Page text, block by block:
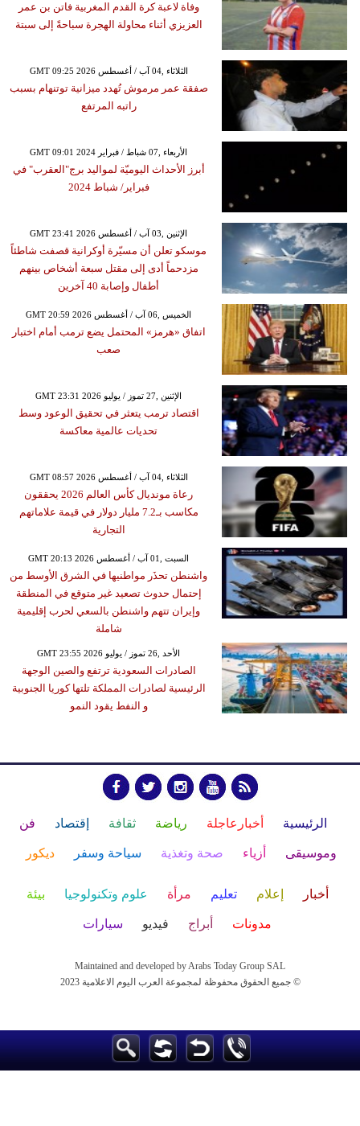
وفاة لاعبة كرة القدم المغربية فاتن بن عمر
العزيزي أثناء محاولة الهجرة سباحةً إلى سبتة
GMT 09:25 2026 الثلاثاء ,04 آب / أغسطس
صفقة عمر مرموش تُهدد ميزانية توتنهام بسبب
راتبه المرتفع
GMT 09:01 2024 الأربعاء ,07 شباط / فبراير
أبرز الأحداث اليوميّة لمواليد برج"العقرب" في
فبراير/ شباط 2024
GMT 23:41 2026 الإثنين ,03 آب / أغسطس
موسكو تعلن أن مسيّرة أوكرانية قصفت شاطئاً
مزدحماً أدى إلى مقتل سبعة أشخاص بينهم
أطفال وإصابة 40 آخرين
GMT 20:59 2026 الخميس ,06 آب / أغسطس
اتفاق «هرمز» المحتمل يضع ترمب أمام اختبار
صعب
GMT 23:31 2026 الإثنين ,27 تموز / يوليو
اقتصاد ترمب يتعثر في تحقيق الوعود وسط
تحديات عالمية معاكسة
GMT 08:57 2026 الثلاثاء ,04 آب / أغسطس
رعاة مونديال كأس العالم 2026 يحققون
مكاسب بـ7.2 مليار دولار في قيمة علاماتهم
التجارية
GMT 20:13 2026 السبت ,01 آب / أغسطس
واشنطن تحذَر مواطنيها في الشرق الأوسط من
إحتمال حدوث تصعيد غير متوقع في المنطقة
وإيران تتهم واشنطن بالسعي لحرب إقليمية
شاملة
GMT 23:55 2026 الأحد ,26 تموز / يوليو
الصادرات السعودية ترتفع والصين الوجهة
الرئيسية لصادرات المملكة تلتها كوريا الجنوبية
و النفط يقود النمو
الرئيسية أخبارعاجلة رياضة ثقافة إقتصاد فن
وموسيقى أزياء صحة وتغذية سياحة وسفر ديكور
أخبار إعلام تعليم مرأة علوم وتكنولوجيا بيئة
مدونات أبراج فيديو سيارات
Maintained and developed by Arabs Today Group SAL
جميع الحقوق محفوظة لمجموعة العرب اليوم الاعلامية 2023 ©